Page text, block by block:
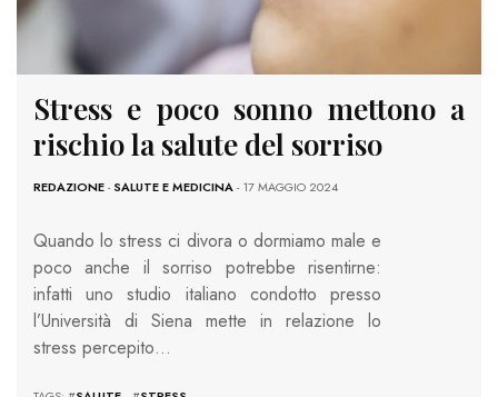
Stress e poco sonno mettono a
rischio la salute del sorriso
REDAZIONE-SALUTE E MEDICINA- 17 MAGGIO 2024
Quando lo stress ci divora o dormiamo male e
poco anche il sorriso potrebbe risentirne:
infatti uno studio italiano condotto presso
l’Università di Siena mette in relazione lo
stress percepito…